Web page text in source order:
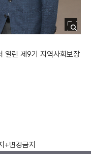
열린 제9기 지역사회보장
+변경금지